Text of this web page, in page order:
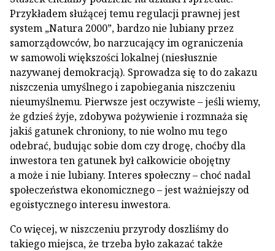
Przykładem służącej temu regulacji prawnej jest
system „Natura 2000”, bardzo nie lubiany przez
samorządowców, bo narzucający im ograniczenia
w samowoli większości lokalnej (niesłusznie
nazywanej demokracją). Sprowadza się to do zakazu
niszczenia umyślnego i zapobiegania niszczeniu
nieumyślnemu. Pierwsze jest oczywiste – jeśli wiemy,
że gdzieś żyje, zdobywa pożywienie i rozmnaża się
jakiś gatunek chroniony, to nie wolno mu tego
odebrać, budując sobie dom czy drogę, choćby dla
inwestora ten gatunek był całkowicie obojętny
a może i nie lubiany. Interes społeczny – choć nadal
społeczeństwa ekonomicznego – jest ważniejszy od
egoistycznego interesu inwestora.
Co więcej, w niszczeniu przyrody doszliśmy do
takiego miejsca, że trzeba było zakazać także